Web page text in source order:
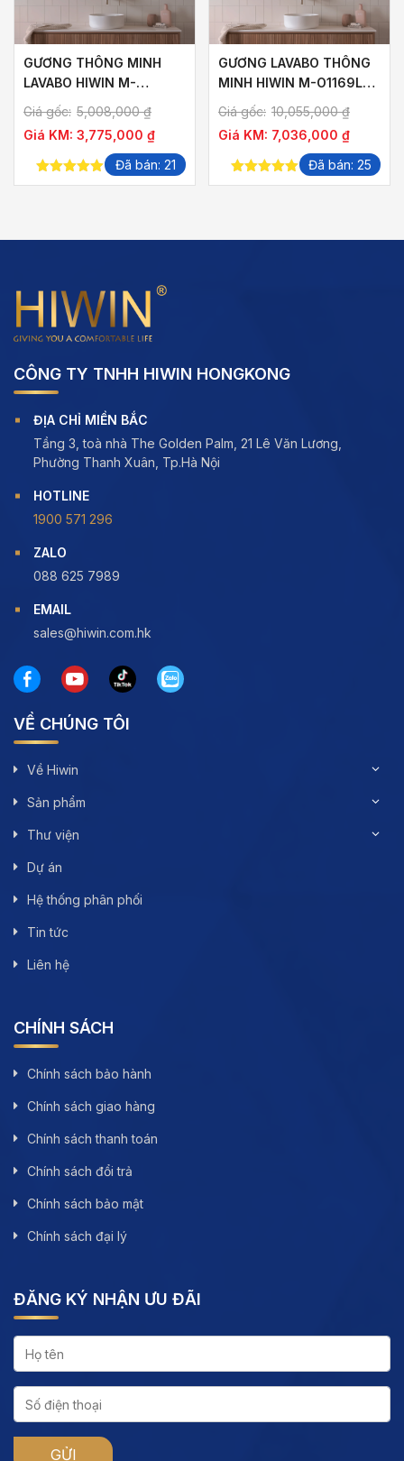
GƯƠNG THÔNG MINH
LAVABO HIWIN M-
R1265LD-F HÌNH CHỮ
NHẬT NGANG KHUNG
1200×650 GƯƠNG
1125×575
Giá gốc: 5,008,000₫
Giá KM: 3,775,000 ₫
5.00out of
Đã bán: 21
GƯƠNG LAVABO THÔNG
MINH HIWIN M-O1169LD-
P KHUNG VÀNG XƯỚC
SANG TRỌNG
Giá gốc: 10,055,000₫
Giá KM: 7,036,000 ₫
5.00out of
Đã bán: 25
CÔNG TY TNHH HIWIN HONGKONG
ĐỊA CHỈ MIỀN BẮC
Tầng 3, toà nhà The Golden Palm, 21 Lê Văn Lương,
Phường Thanh Xuân, Tp.Hà Nội
HOTLINE
1900 571 296
ZALO
088 625 7989
EMAIL
sales@hiwin.com.hk
VỀ CHÚNG TÔI
Về Hiwin
Sản phẩm
Thư viện
Dự án
Hệ thống phân phối
Tin tức
Liên hệ
CHÍNH SÁCH
Chính sách bảo hành
Chính sách giao hàng
Chính sách thanh toán
Chính sách đổi trả
Chính sách bảo mật
Chính sách đại lý
ĐĂNG KÝ NHẬN ƯU ĐÃI